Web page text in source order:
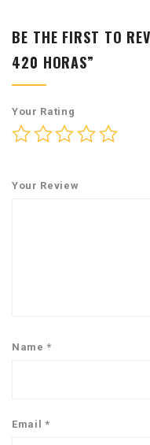
BE THE FIRST TO
420 HORAS”
Your Rating
Your Review
Name*
Email *